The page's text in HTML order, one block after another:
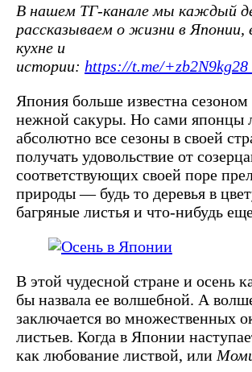
В нашем ТГ-канале мы каждый
рассказываем о жизни в Японии,
кухне и
истории: https://t.me/
Япония больше известна сезоном
нежной сакуры. Но сами японцы
абсолютно все сезоны в своей
получать удовольствие от
соответствующих своей поре
природы — будь то деревья в
багряные листья и что-нибудь
В этой чудесной стране и осень
бы назвала ее волшебной. А
заключается во множественных
листьев. Когда в Японии
как любование листвой, или